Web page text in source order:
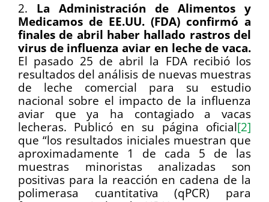
2. La Administración de Alimentos y
Medicamos de EE.UU. (FDA) confirmó a
finales de abril haber hallado rastros del
virus de influenza aviar en leche de vaca.
El pasado 25 de abril la FDA recibió los
resultados del análisis de nuevas muestras
de leche comercial para su estudio
nacional sobre el impacto de la influenza
aviar que ya ha contagiado a vacas
lecheras. Publicó en su página oficial[2]
que “los resultados iniciales muestran que
aproximadamente 1 de cada 5 de las
muestras minoristas analizadas son
positivas para la reacción en cadena de la
polimerasa cuantitativa (qPCR) para